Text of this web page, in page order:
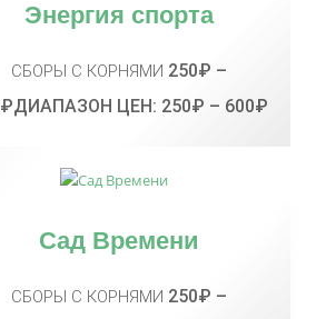
Энергия спорта
СБОРЫ С КОРНЯМИ 250₽ –
₽ДИАПАЗОН ЦЕН: 250₽ – 600₽
Сад Времени
СБОРЫ С КОРНЯМИ 250₽ –